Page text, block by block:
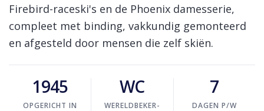
Firebird-raceski's en de Phoenix damesserie,
compleet met binding, vakkundig gemonteerd
en afgesteld door mensen die zelf skiën.
1945
OPGERICHT IN
WC
WERELDBEKER-
7
DAGEN P/W